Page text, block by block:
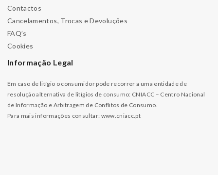
Contactos
Cancelamentos, Trocas e Devoluções
FAQ’s
Cookies
Informação Legal
Em caso de litígio o consumidor pode recorrer a uma entidade de
resolução alternativa de litígios de consumo: CNIACC – Centro Nacional
de Informação e Arbitragem de Conflitos de Consumo.
Para mais informações consultar: www.cniacc.pt